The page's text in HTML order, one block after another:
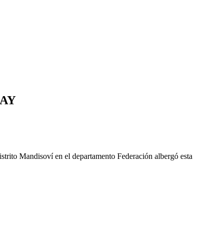
Mandisoví en el departamento Federación albergó esta